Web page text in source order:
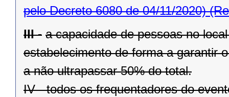
pelo Decreto 6080 de 04/11/2020)
III - a capacidade de pessoas no
estabelecimento de forma a garantir
a não ultrapassar 50% do total.
IV - todos os frequentadores do